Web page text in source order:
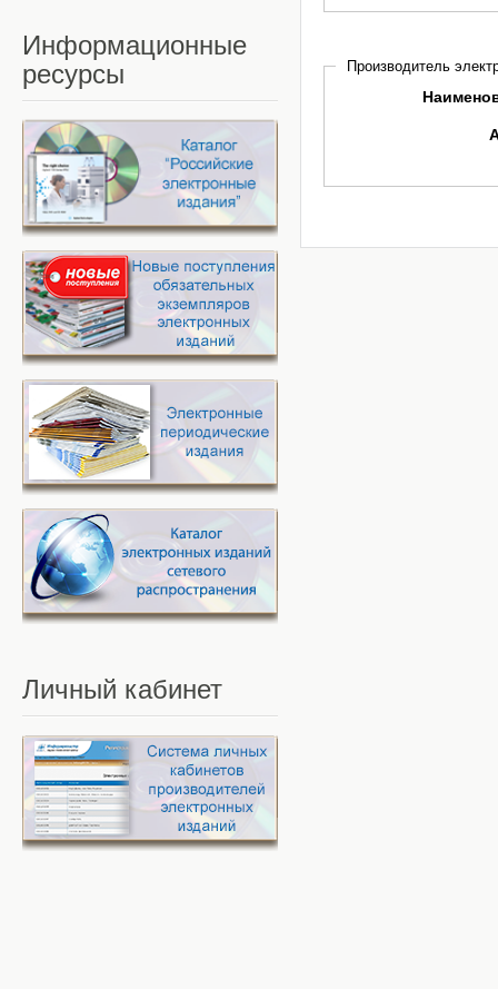
Производитель
Информационные
ресурсы
Личный кабинет